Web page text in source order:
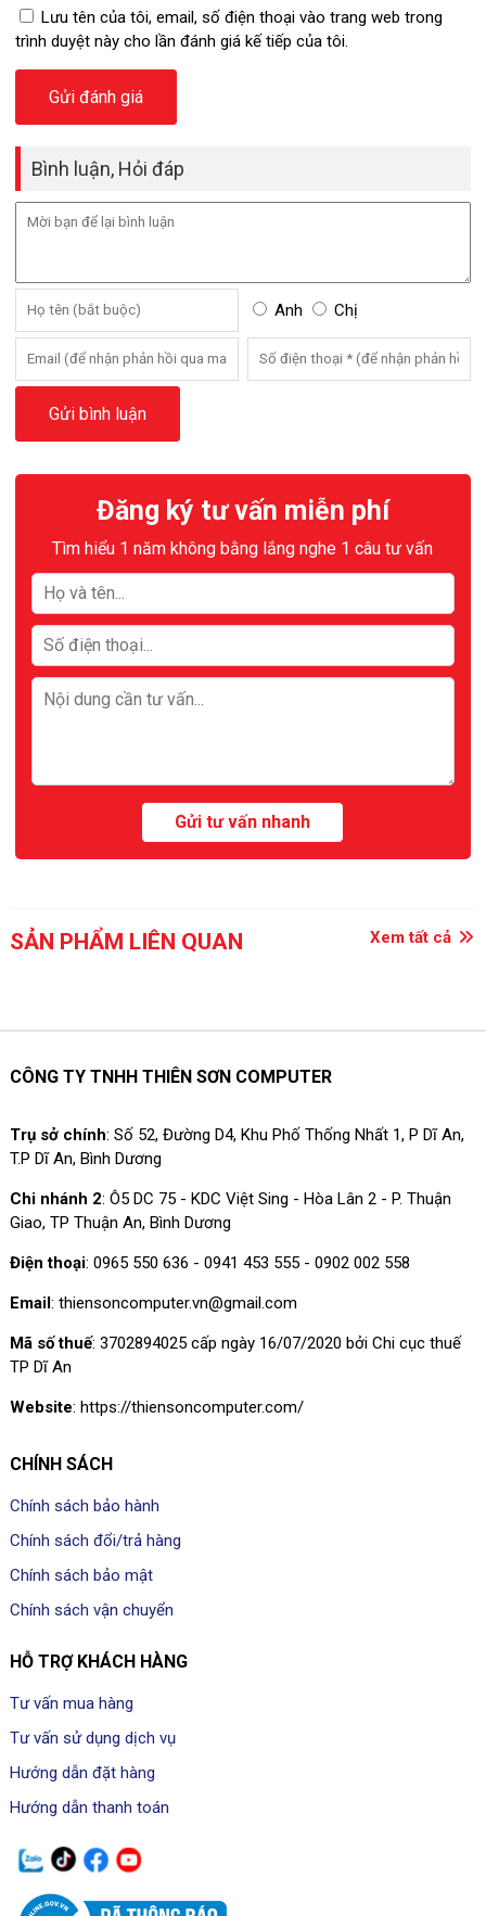
Lưu tên của tôi, email, số điện thoại vào trang web trong
trình duyệt này cho lần đánh giá kế tiếp của tôi.
Bình luận, Hỏi đáp
Anh Chị
Đăng ký tư vấn miễn phí
Tìm hiểu 1 năm không bằng lắng nghe 1 câu tư vấn
SẢN PHẨM LIÊN QUAN Xem tất cả
CÔNG TY TNHH THIÊN SƠN COMPUTER
Trụ sở chính: Số 52, Đường D4, Khu Phố Thống Nhất 1, P Dĩ An,
T.P Dĩ An, Bình Dương
Chi nhánh 2: Ô5 DC 75 - KDC Việt Sing - Hòa Lân 2 - P. Thuận
Giao, TP Thuận An, Bình Dương
Điện thoại: 0965 550 636 - 0941 453 555 - 0902 002 558
Email: thiensoncomputer.vn@gmail.com
Mã số thuế: 3702894025 cấp ngày 16/07/2020 bởi Chi cục thuế
TP Dĩ An
Website: https://thiensoncomputer.com/
CHÍNH SÁCH
Chính sách bảo hành
Chính sách đổi/trả hàng
Chính sách bảo mật
Chính sách vận chuyển
HỖ TRỢ KHÁCH HÀNG
Tư vấn mua hàng
Tư vấn sử dụng dịch vụ
Hướng dẫn đặt hàng
Hướng dẫn thanh toán